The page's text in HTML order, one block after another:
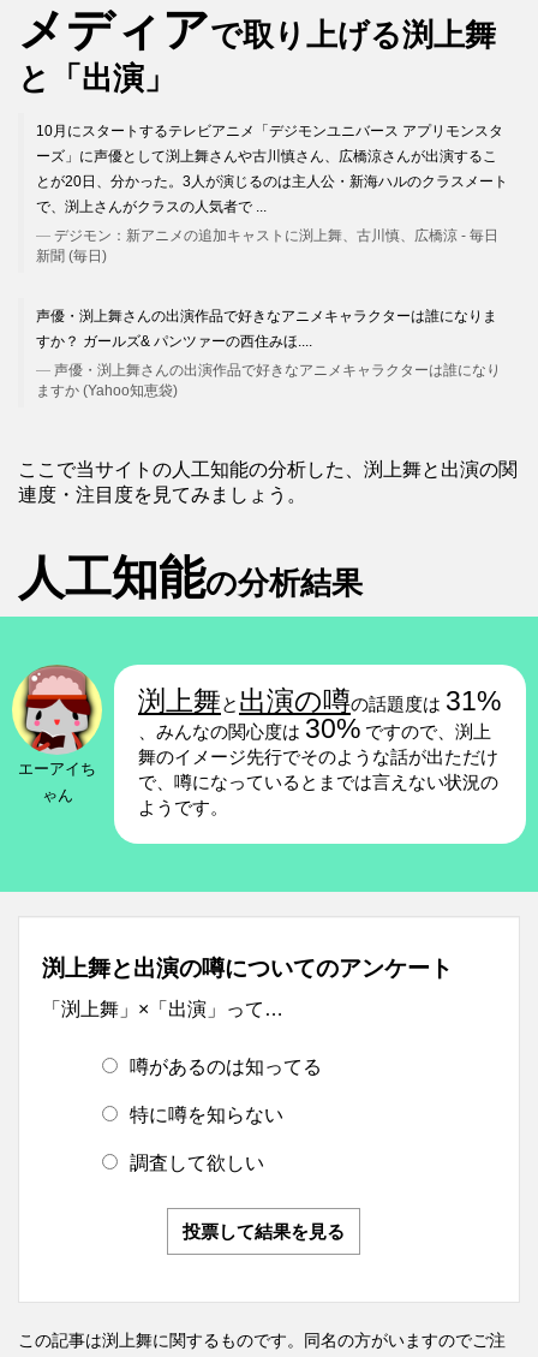
メディアで取り上げる渕上舞
と「出演」
10月にスタートするテレビアニメ「デジモンユニバース アプリモンスタ
ーズ」に声優として渕上舞さんや古川慎さん、広橋涼さんが出演するこ
とが20日、分かった。3人が演じるのは主人公・新海ハルのクラスメート
で、渕上さんがクラスの人気者で ...
デジモン：新アニメの追加キャストに渕上舞、古川慎、広橋涼 - 毎日
新聞 (毎日)
声優・渕上舞さんの出演作品で好きなアニメキャラクターは誰になりま
すか？ ガールズ& パンツァーの西住みほ....
声優・渕上舞さんの出演作品で好きなアニメキャラクターは誰になり
ますか (Yahoo知恵袋)
ここで当サイトの人工知能の分析した、渕上舞と出演の関
連度・注目度を見てみましょう。
人工知能の分析結果
エーアイち
ゃん
渕上舞と 出演の噂の話題度は 31%
、みんなの関心度は 30% ですので、渕上
舞のイメージ先行でそのような話が出ただけ
で、噂になっているとまでは言えない状況の
ようです。
渕上舞と出演の噂についてのアンケート
「渕上舞」×「出演」って…
噂があるのは知ってる
特に噂を知らない
調査して欲しい
投票して結果を見る
この記事は渕上舞に関するものです。同名の方がいますのでご注